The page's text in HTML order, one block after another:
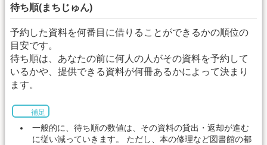
待ち順(まちじゅん)
予約した資料を何番目に借りることができるかの順位の
目安です。
待ち順は、あなたの前に何人の人がその資料を予約して
いるかや、提供できる資料が何冊あるかによって決まり
ます。
補足
一般的に、待ち順の数値は、その資料の貸出・返却が進む
に従い減っていきます。 ただし、本の修理など図書館の都